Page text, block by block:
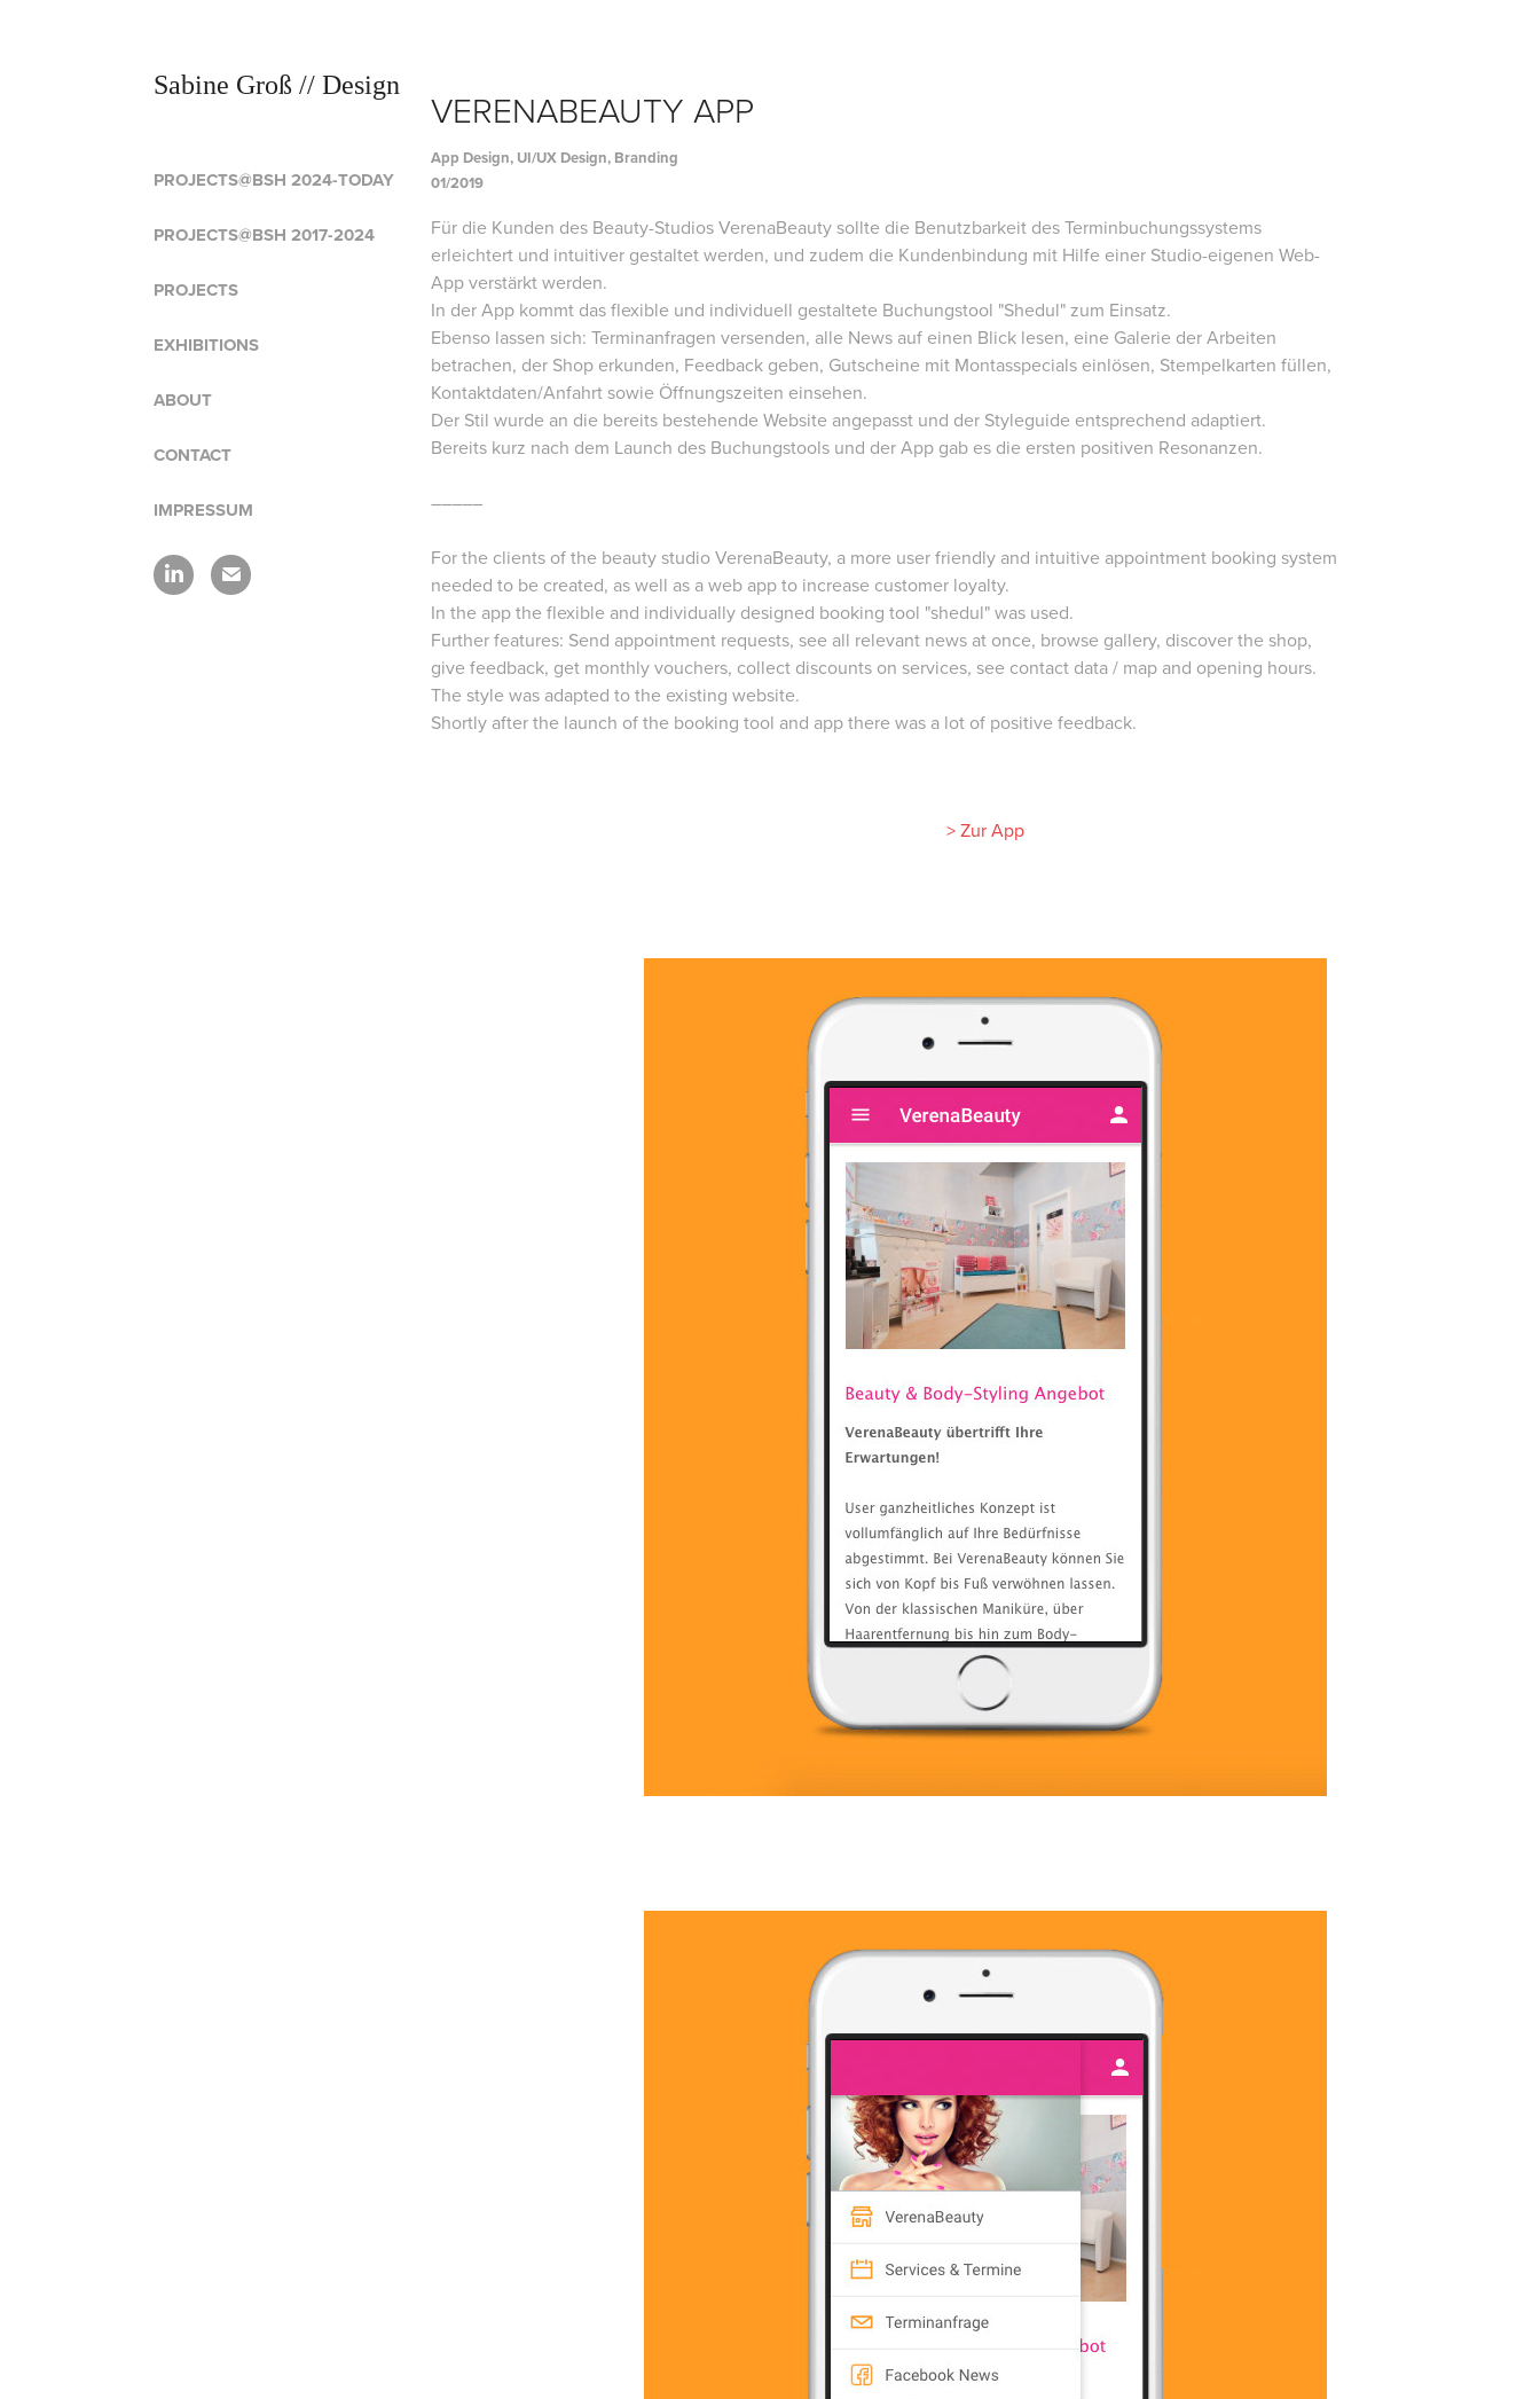
Sabine Groß // Design
PROJECTS@BSH 2024-TODAY
PROJECTS@BSH 2017-2024
PROJECTS
EXHIBITIONS
ABOUT
CONTACT
IMPRESSUM
VERENABEAUTY APP
App Design, UI/UX Design, Branding
01/2019
Für die Kunden des Beauty-Studios VerenaBeauty sollte die Benutzbarkeit des Terminbuchungssystems
erleichtert und intuitiver gestaltet werden, und zudem die Kundenbindung mit Hilfe einer Studio-eigenen Web-
App verstärkt werden.
In der App kommt das flexible und individuell gestaltete Buchungstool "Shedul" zum Einsatz.
Ebenso lassen sich: Terminanfragen versenden, alle News auf einen Blick lesen, eine Galerie der Arbeiten
betrachen, der Shop erkunden, Feedback geben, Gutscheine mit Montasspecials einlösen, Stempelkarten füllen,
Kontaktdaten/Anfahrt sowie Öffnungszeiten einsehen.
Der Stil wurde an die bereits bestehende Website angepasst und der Styleguide entsprechend adaptiert.
Bereits kurz nach dem Launch des Buchungstools und der App gab es die ersten positiven Resonanzen.
–––––
For the clients of the beauty studio VerenaBeauty, a more user friendly and intuitive appointment booking system
needed to be created, as well as a web app to increase customer loyalty.
In the app the flexible and individually designed booking tool "shedul" was used.
Further features: Send appointment requests, see all relevant news at once, browse gallery, discover the shop,
give feedback, get monthly vouchers, collect discounts on services, see contact data / map and opening hours.
The style was adapted to the existing website.
Shortly after the launch of the booking tool and app there was a lot of positive feedback.
> Zur App